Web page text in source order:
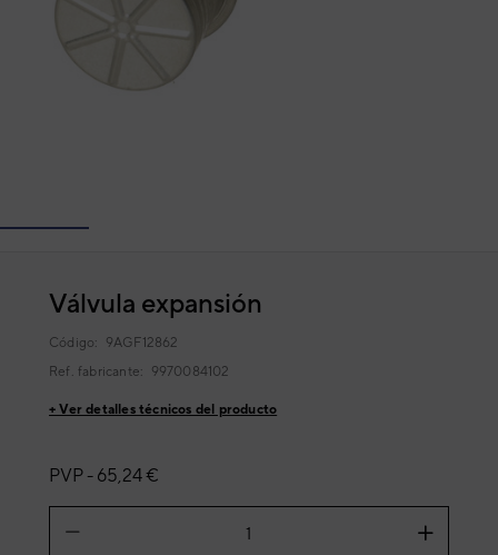
Válvula expansión
Código: 9AGF12862
Ref. fabricante: 9970084102
+ Ver detalles técnicos del producto
PVP - 65,24 €